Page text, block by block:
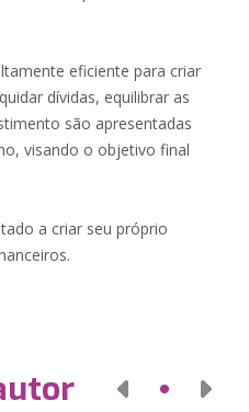
eficiente para criar
dívidas, equilibrar as
são apresentadas
visando o objetivo final
a criar seu próprio